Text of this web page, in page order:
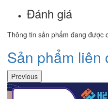
Đánh giá
Thông tin sản phẩm đang được
Sản phẩm liên
Previous